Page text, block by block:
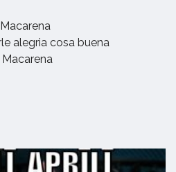
alegria cosa buena